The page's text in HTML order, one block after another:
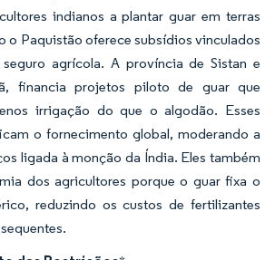
indianos a plantar guar em terras
o Paquistão oferece subsídios vinculados
agrícola. A província de Sistan e
financia projetos piloto de guar que
irrigação do que o algodão. Esses
o fornecimento global, moderando a
ligada à monção da Índia. Eles também
dos agricultores porque o guar fixa o
reduzindo os custos de fertilizantes